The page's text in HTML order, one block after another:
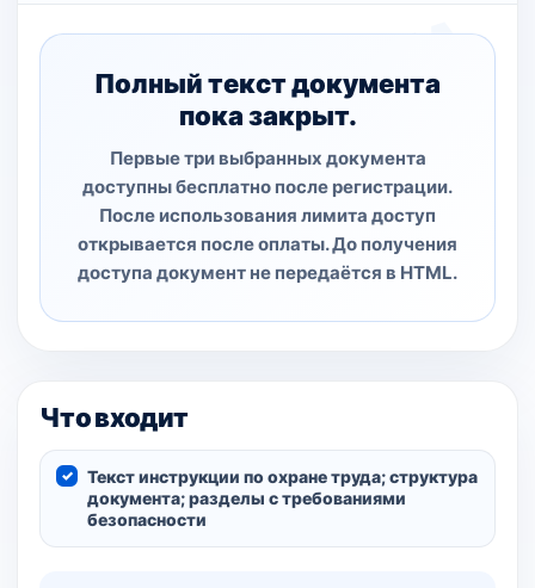
Полный текст документа
пока закрыт.
Первые три выбранных документа
доступны бесплатно после регистрации.
После использования лимита доступ
открывается после оплаты. До получения
доступа документ не передаётся в HTML.
Что входит
Текст инструкции по охране труда; структура
документа; разделы с требованиями
безопасности